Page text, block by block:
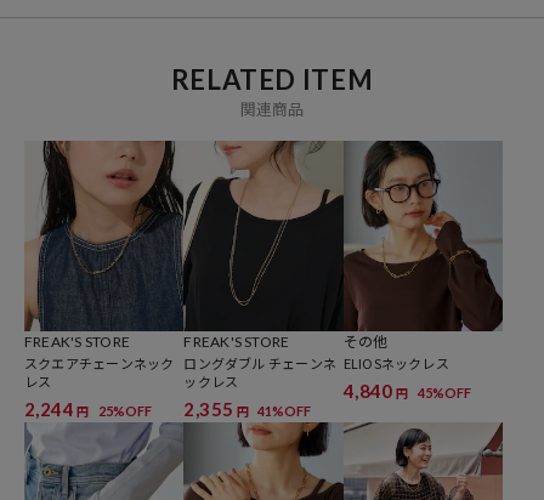
RELATED ITEM
関連商品
FREAK'S STORE
スクエアチェーンネック
レス
2,244 円 25%OFF
FREAK'S STORE
ロングダブル チェーンネ
ックレス
2,355 円 41%OFF
その他
ELIOSネックレス
4,840 円 45%OFF